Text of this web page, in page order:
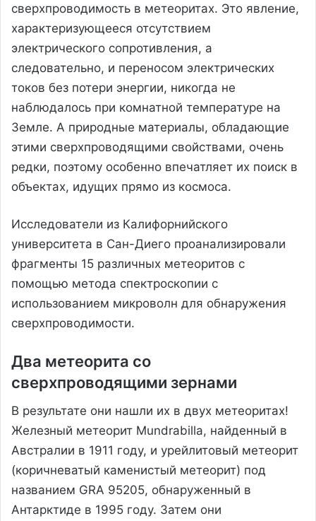
сверхпроводимость в метеоритах. Это явление,
характеризующееся отсутствием
электрического сопротивления, а
следовательно, и переносом электрических
токов без потери энергии, никогда не
наблюдалось при комнатной температуре на
Земле. А природные материалы, обладающие
этими сверхпроводящими свойствами, очень
редки, поэтому особенно впечатляет их поиск в
объектах, идущих прямо из космоса.
Исследователи из Калифорнийского
университета в Сан-Диего проанализировали
фрагменты 15 различных метеоритов с
помощью метода спектроскопии с
использованием микроволн для обнаружения
сверхпроводимости.
Два метеорита со
сверхпроводящими зернами
В результате они нашли их в двух метеоритах!
Железный метеорит Mundrabilla, найденный в
Австралии в 1911 году, и урейлитовый метеорит
(коричневатый каменистый метеорит) под
названием GRA 95205, обнаруженный в
Антарктиде в 1995 году. Затем они